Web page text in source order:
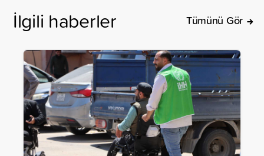
İlgili haberler Tümünü Gör